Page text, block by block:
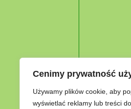
Cenimy prywatność
Używamy plików cookie, aby
wyświetlać reklamy lub treści